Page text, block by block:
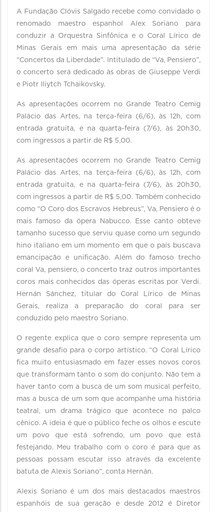
A Fundação Clóvis Salgado recebe como convidado o
renomado maestro espanhol Alex Soriano para
conduzir a Orquestra Sinfônica e o Coral Lírico de
Minas Gerais em mais uma apresentação da série
“Concertos da Liberdade”. Intitulado de “Va, Pensiero”,
o concerto será dedicado às obras de Giuseppe Verdi
e Piotr Iliytch Tchaikovsky.
As apresentações ocorrem no Grande Teatro Cemig
Palácio das Artes, na terça-feira (6/6), às 12h, com
entrada gratuita, e na quarta-feira (7/6), às 20h30,
com ingressos a partir de R$ 5,00.
As apresentações ocorrem no Grande Teatro Cemig
Palácio das Artes, na terça-feira (6/6), às 12h, com
entrada gratuita, e na quarta-feira (7/6), às 20h30,
com ingressos a partir de R$ 5,00. Também conhecido
como “O Coro dos Escravos Hebreus”, Va, Pensiero é o
mais famoso da ópera Nabucco. Esse canto obteve
tamanho sucesso que serviu quase como um segundo
hino italiano em um momento em que o país buscava
emancipação e unificação. Além do famoso trecho
coral Va, pensiero, o concerto traz outros importantes
coros mais conhecidos das óperas escritas por Verdi.
Hernán Sánchez, titular do Coral Lírico de Minas
Gerais, realiza a preparação do coral para ser
conduzido pelo maestro Soriano.
O regente explica que o coro sempre representa um
grande desafio para o corpo artístico. “O Coral Lírico
fica muito entusiasmado em fazer esses novos coros
que transformam tanto o som do conjunto. Não tem a
haver tanto com a busca de um som musical perfeito,
mas a busca de um som que acompanhe uma história
teatral, um drama trágico que acontece no palco
cênico. A ideia é que o público feche os olhos e escute
um povo que está sofrendo, um povo que está
festejando. Meu trabalho com o coro é para que as
pessoas possam escutar isso através da excelente
batuta de Alexis Soriano”, conta Hernán.
Alexis Soriano é um dos mais destacados maestros
espanhóis de sua geração e desde 2012 é Diretor